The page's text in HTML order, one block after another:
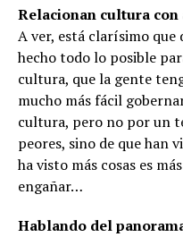
Relacionan cultura
A ver, está clarísimo que
hecho todo lo posible
cultura, que la gente
mucho más fácil
cultura, pero no por un
peores, sino de que han
ha visto más cosas es
engañar…
Hablando del